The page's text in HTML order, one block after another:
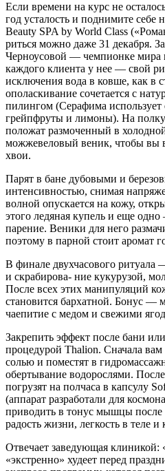
Если времени на курс не
год уста­лость и поднимите себе
Beauty SPA by World Class
риться можно даже 31 декабря.
Черноусовой — чемпионке мира
каждого клиента у нее — свой
исключения вода в ковше, как в
ополаскивание сочетается с
пилингом (Серафима использует
грейпфруты и лимоны). На
положат размоченный в
можжевеловый веник, чтобы вы
хвои.
Парят в бане дубовыми и
интенсивностью, снимая
волной опускается на кожу,
этого ледяная купель и еще
парение. Веники для него
поэтому в парной стоит аромат
В финале двухчасового
и скрабирова- ние кукурузой,
После всех этих манипуляций
становится бархат­ной. Бонус —
чаепитие с медом и свежими
Закрепить эффект после бани
процедурой Thalion. Сначала
солью и поместят в
обертывание водорослями.
погрузят на полчаса в капсулу
(аппарат разработали для
приводить в тонус мышцы после
радость жизни, легкость в теле
Отвечает заведующая клиникой:
«экс­тренно» худеет перед